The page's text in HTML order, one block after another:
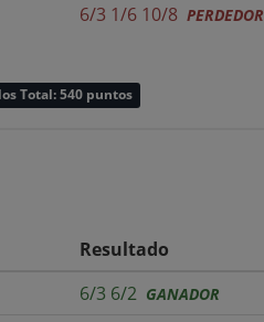
6/3 1/6 10/8 PERDEDOR
Total: 540 puntos
Resultado
6/3 6/2 GANADOR